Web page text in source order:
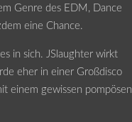
Genre des EDM, Dance
eine Chance.
in sich. JSlaughter wirkt
eher in einer Großdisco
einem gewissen pompösen